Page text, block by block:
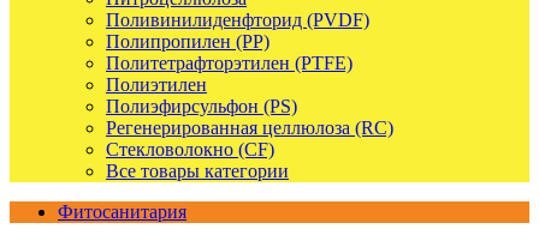
Поливинилиденфторид (PVDF)
Полипропилен (PP)
Политетрафторэтилен (PTFE)
Полиэтилен
Полиэфирсульфон (PS)
Регенерированная целлюлоза (RC)
Стекловолокно (CF)
Все товары категории
Фитосанитария